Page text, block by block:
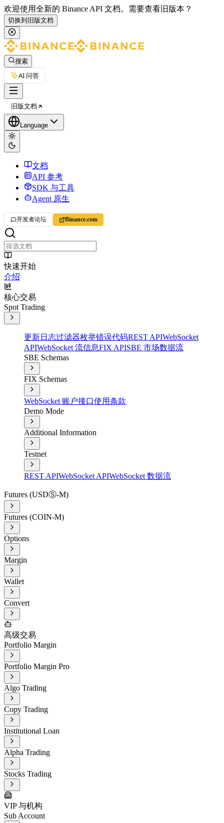
欢迎使用全新的 Binance API 文档。 需要查看旧版本？
切换到旧版文档
搜索
AI 问答
旧版文档
Language
文档
API 参考
SDK 与工具
Agent 原生
开发者论坛 Binance.com
快速开始
介绍
核心交易
Spot Trading
更新日志过滤器枚举错误代码REST APIWebSocket
APIWebSocket 流信息FIX APISBE 市场数据流
SBE Schemas
FIX Schemas
WebSocket 账户接口使用条款
Demo Mode
Additional Information
Testnet
REST APIWebSocket APIWebSocket 数据流
Futures (USDⓈ-M)
Futures (COIN-M)
Options
Margin
Wallet
Convert
高级交易
Portfolio Margin
Portfolio Margin Pro
Algo Trading
Copy Trading
Institutional Loan
Alpha Trading
Stocks Trading
VIP 与机构
Sub Account